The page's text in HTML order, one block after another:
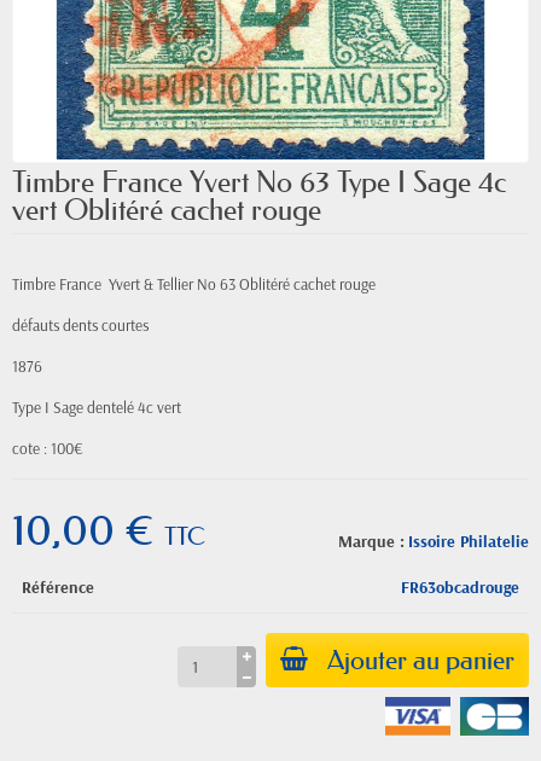
Timbre France Yvert No 63 Type I Sage 4c
vert Oblitéré cachet rouge
Timbre France Yvert & TellierNo63 Oblitéré cachet rouge
défauts dents courtes
1876
Type I Sagedentelé 4c vert
cote : 100€
Marque : Issoire Philatelie
10,00 € TTC
Référence FR63obcadrouge
Ajouter au panier